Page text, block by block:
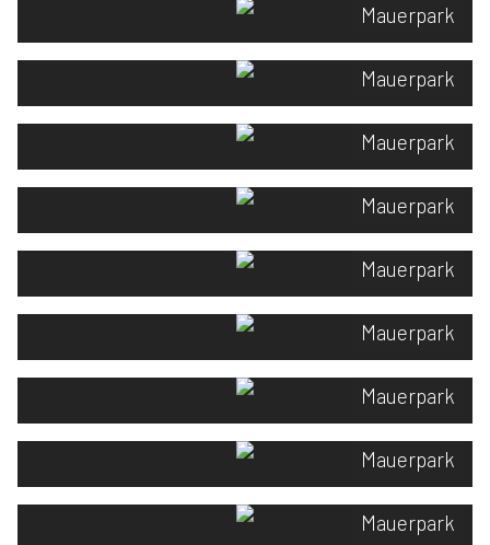
Mauerpark
Mauerpark
Mauerpark
Mauerpark
Mauerpark
Mauerpark
Mauerpark
Mauerpark
Mauerpark